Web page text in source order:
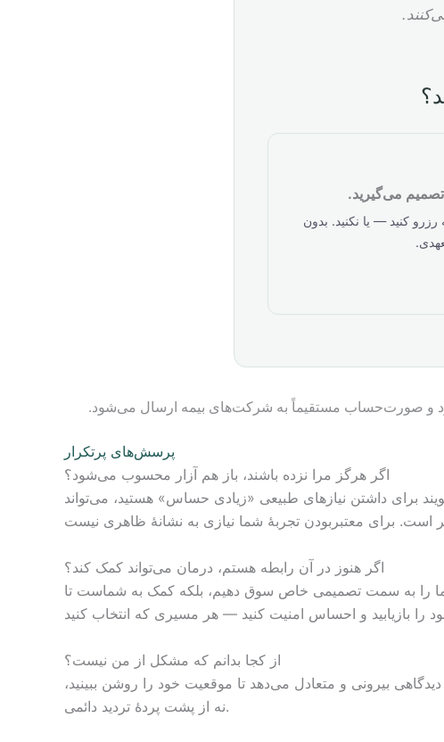
می‌گیرید.
کنید — یا نکنید. بدون
پرسش‌های پرتکرار
اگر هرگز مرا نزده باشند، باز هم آزار محسوب می‌شود؟
برای داشتن نیازهای طبیعی «زیادی حساس» هستید، می‌تواند
اگر هنوز در آن رابطه هستم، درمان می‌تواند کمک کند؟
را به سمت تصمیمی خاص سوق دهیم، بلکه کمک به شماست تا
از کجا بدانم که مشکل از من نیست؟
بیرونی و متعادل می‌دهد تا موقعیت خود را روشن ببینید،
نه از پشت پردهٔ تردید دائمی.